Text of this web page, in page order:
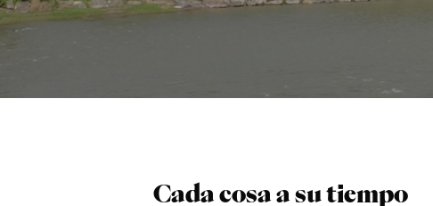
Cada cosa a su tiempo